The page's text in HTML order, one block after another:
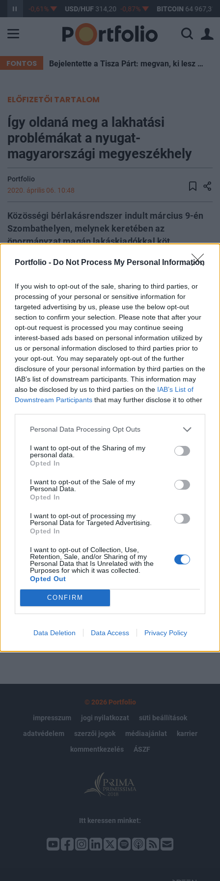
Portfolio - Do Not Process My Personal Information
If you wish to opt-out of the sale, sharing to third parties, or
processing of your personal or sensitive information for
targeted advertising by us, please use the below opt-out
section to confirm your selection. Please note that after your
opt-out request is processed you may continue seeing
interest-based ads based on personal information utilized by
us or personal information disclosed to third parties prior to
your opt-out. You may separately opt-out of the further
disclosure of your personal information by third parties on the
IAB’s list of downstream participants. This information may
also be disclosed by us to third parties on the IAB’s List of
Downstream Participants that may further disclose it to other
Personal Data Processing Opt Outs
I want to opt-out of the Sharing of my
personal data.
Opted In
I want to opt-out of the Sale of my
Personal Data.
Opted In
I want to opt-out of processing my
Personal Data for Targeted Advertising.
Opted In
I want to opt-out of Collection, Use,
Retention, Sale, and/or Sharing of my
Personal Data that Is Unrelated with the
Purposes for which it was collected.
Opted Out
CONFIRM
Data Deletion Data Access Privacy Policy
363,17 -0,61% USD/HUF314,20 -0,87% BITCOIN 64 967,31
FONTOS Bejelentette a Tisza Párt: megvan, ki lesz Magyarország új köztársasági elnöke
ELŐFIZETŐI TARTALOM
Így oldaná meg a lakhatási
problémákat a nyugat-
magyarországi megyeszékhely
Portfolio
2020. április 06. 10:48
Közösségi bérlakásrendszer indult március 9-én
Szombathelyen, melynek keretében az
önormányzat magán lakáskiadókkal köt
szerződést. Szombathely önkormányzata azok
jelentkezését várja, akik üresen álló lakásukat a
önkormányzatnak. A kezdeményezés kapcsán
kíváncsiak voltunk, hogy más megyeszékhelyeken
vannak-e hasonló tervek. Kérdéseinkre a
veszprémi önkormányzat részletes válaszokat
küldött.
A koncepció alapja, hogy a kiadó lakással rendelkező
magánszemély az önkormányzattal köt bérleti szerződést.
A tulajdonos véleményét az önkormányzat figyelembe
veszi az albérlő kiválasztásakor, akinek szerződését az
önkormányzat költségén közjegyzői okiratban foglalják. A
tulajdonos garantáltan, határidőben...
KEDVES OLVASÓNK!
A keresett cikk a portfolio.hu hírarchívumához
tartozik, melynek olvasása előfizetéses
Az előfizetés a következőket tartalmazza:
Kötéslisták: BÉT elmúlt 2 év napon belüli
kötéslistái
Előfizetés
© 2026 Portfolio
impresszum
jogi nyilatkozat
süti beállítások
adatvédelem
szerzői jogok médiaajánlat
karrier
kommentkezelés
ÁSZF
Itt keressen minket: